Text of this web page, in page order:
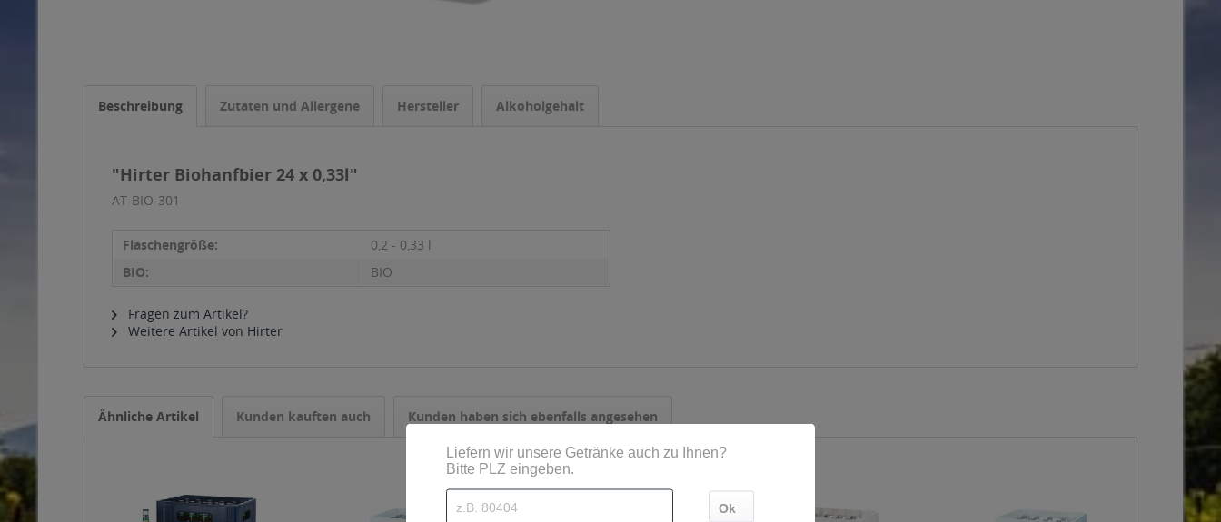
Beschreibung Zutaten und Allergene Hersteller Alkoholgehalt
"Hirter Biohanfbier 24 x 0,33l"
AT-BIO-301
Flaschengröße:
0,2 - 0,33 l
BIO:
BIO
Fragen zum Artikel?
Weitere Artikel von Hirter
Ähnliche Artikel Kunden kauften auch Kunden haben sich ebenfalls angesehen